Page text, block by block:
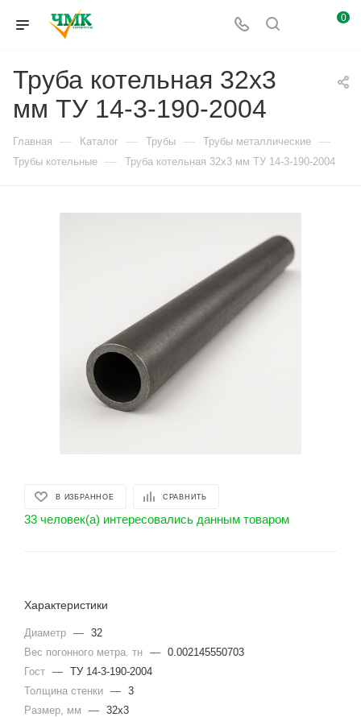
0
Труба котельная 32х3
мм ТУ 14-3-190-2004
Главная — Каталог — Трубы — Трубы металлические —
Трубы котельные — Труба котельная 32х3 мм ТУ 14-3-190-2004
В ИЗБРАННОЕ СРАВНИТЬ
33 человек(а) интересовались данным товаром
Характеристики
Диаметр — 32
Вес погонного метра. тн — 0.002145550703
Гост — ТУ 14-3-190-2004
Толщина стенки — 3
Размер, мм
— 32х3